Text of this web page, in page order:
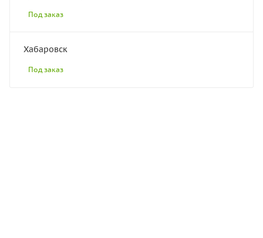
Под заказ
Хабаровск
Под заказ